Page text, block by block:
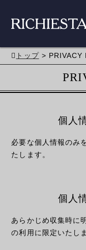
トップ> PRIVACY
個人
必要な個人情報のみ
たします。
個人
あらかじめ収集時に
の利用に限定いたし